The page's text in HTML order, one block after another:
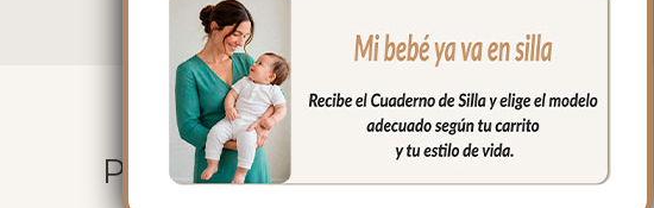
PRODUCTOS RELACIONADOS